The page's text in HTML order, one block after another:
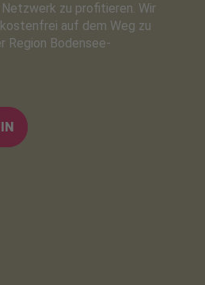
zu profitieren. Wir
auf dem Weg zu
Region Bodensee-